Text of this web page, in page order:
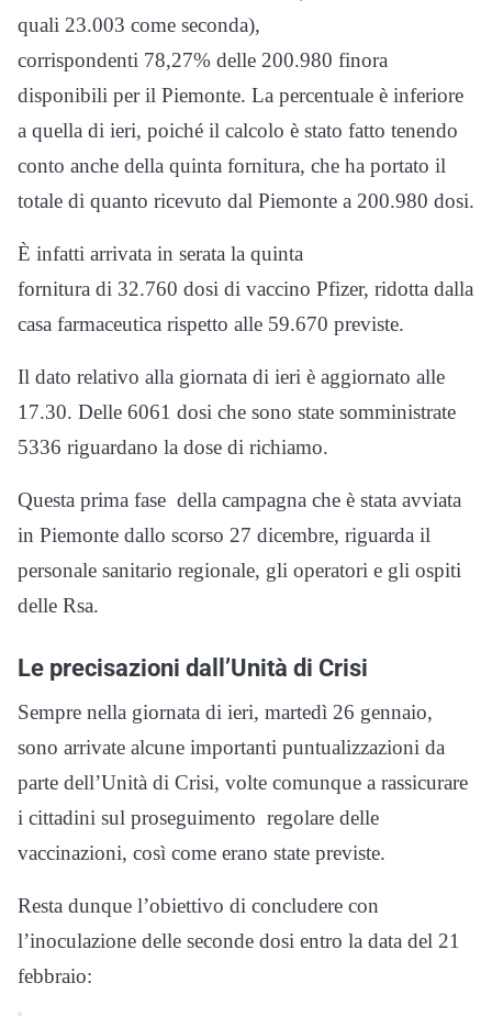
quali 23.003 come seconda),
corrispondenti 78,27% delle 200.980 finora
disponibili per il Piemonte. La percentuale è inferiore
a quella di ieri, poiché il calcolo è stato fatto tenendo
conto anche della quinta fornitura, che ha portato il
totale di quanto ricevuto dal Piemonte a 200.980 dosi.
È infatti arrivata in serata la quinta
fornitura di 32.760 dosi di vaccino Pfizer, ridotta dalla
casa farmaceutica rispetto alle 59.670 previste.
Il dato relativo alla giornata di ieri è aggiornato alle
17.30. Delle 6061 dosi che sono state somministrate
5336 riguardano la dose di richiamo.
Questa prima fase della campagna che è stata avviata
in Piemonte dallo scorso 27 dicembre, riguarda il
personale sanitario regionale, gli operatori e gli ospiti
delle Rsa.
Le precisazioni dall’Unità di Crisi
Sempre nella giornata di ieri, martedì 26 gennaio,
sono arrivate alcune importanti puntualizzazioni da
parte dell’Unità di Crisi, volte comunque a rassicurare
i cittadini sul proseguimento regolare delle
vaccinazioni, così come erano state previste.
Resta dunque l’obiettivo di concludere con
l’inoculazione delle seconde dosi entro la data del 21
febbraio: